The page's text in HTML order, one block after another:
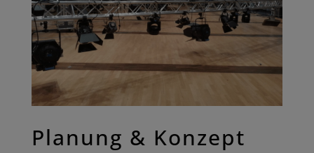
Planung & Konzept